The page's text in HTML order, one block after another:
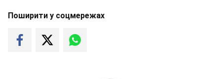
Поширити у соцмережах